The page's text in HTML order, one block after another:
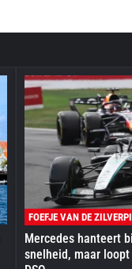
FOEFJE VAN DE
Mercedes hanteert
snelheid, maar